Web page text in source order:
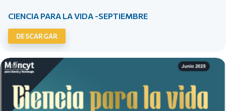
CIENCIA PARA LA VIDA -SEPTIEMBRE
DESCARGAR